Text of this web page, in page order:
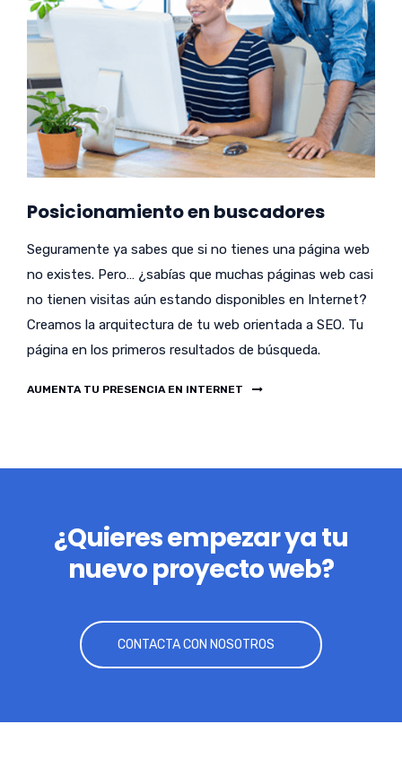
Posicionamiento en buscadores
Seguramente ya sabes que si no tienes una página web
no existes. Pero… ¿sabías que muchas páginas web casi
no tienen visitas aún estando disponibles en Internet?
Creamos la arquitectura de tu web orientada a SEO. Tu
página en los primeros resultados de búsqueda.
AUMENTA TU PRESENCIA EN INTERNET
¿Quieres empezar ya tu
nuevo proyecto web?
CONTACTA CON NOSOTROS